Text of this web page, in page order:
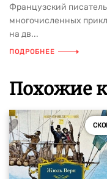
Французский
многочисленных
на дв...
ПОДРОБНЕЕ
Похожие